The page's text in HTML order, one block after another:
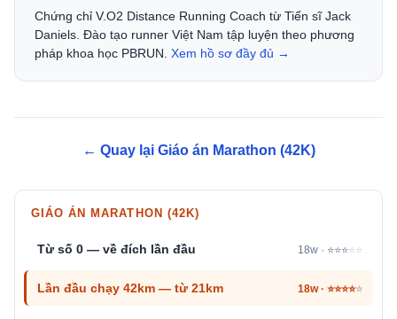
Chứng chỉ V.O2 Distance Running Coach từ Tiến sĩ Jack
Daniels. Đào tạo runner Việt Nam tập luyện theo phương
pháp khoa học PBRUN. Xem hồ sơ đầy đủ →
← Quay lại Giáo án Marathon (42K)
GIÁO ÁN MARATHON (42K)
Từ số 0 — về đích lần đầu 18w · ⭐⭐⭐⭐⭐
Lần đầu chạy 42km — từ 21km 18w · ⭐⭐⭐⭐⭐